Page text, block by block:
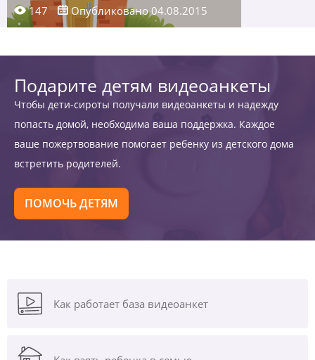
147
Опубликовано 04.08.2015
Подарите детям видеоанкеты
Чтобы дети-сироты получали видеоанкеты и надежду
попасть домой, необходима ваша поддержка. Каждое
ваше пожертвование помогает ребенку из детского дома
встретить родителей.
ПОМОЧЬ ДЕТЯМ
Как работает база видеоанкет